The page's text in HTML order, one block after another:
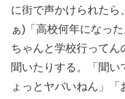
に街で声かけられたら
ぁ)「高校何年になっ
ちゃんと学校行ってん
聞いたりする。「聞い
ょっとヤバいねん」